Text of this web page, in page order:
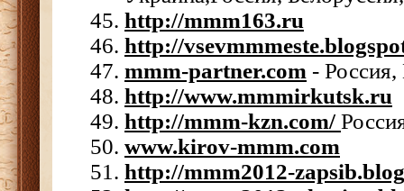
http://mmm163.ru
http://
mmm-partner.com -
http://www.mmmirkutsk.ru
http://mmm-kzn.com/
www.kirov-mmm.com
http://mmm2012-